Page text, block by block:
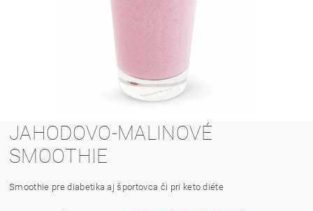
JAHODOVO-MALINOVÉ
SMOOTHIE
Smoothie pre diabetika aj športovca či pri keto diéte